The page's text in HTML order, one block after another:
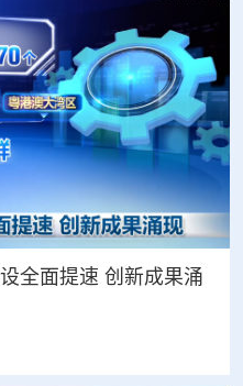
全面提速 创新成果涌